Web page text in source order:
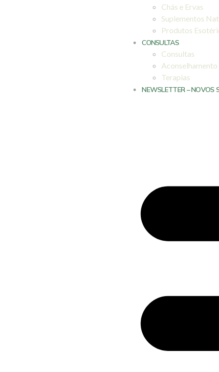
Chás e Ervas
Suplementos
Produtos
CONSULTAS
Consultas
Terapias
NEWSLETTER – NOVOS